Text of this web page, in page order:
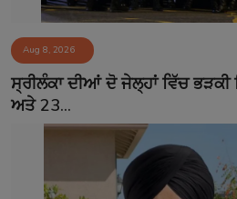
Aug 8, 2026
ਸ੍ਰੀਲੰਕਾ ਦੀਆਂ ਦੋ ਜੇਲ੍ਹਾਂ ਵਿੱਚ
ਅਤੇ 23...